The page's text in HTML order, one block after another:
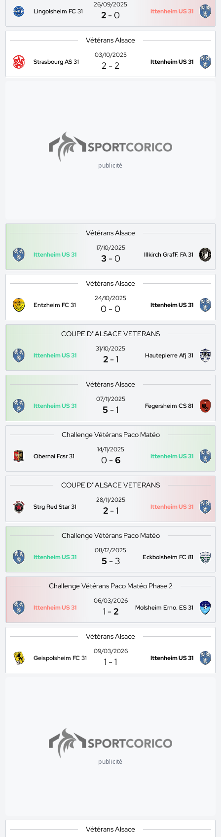
Lingolsheim FC 31
26/09/2025
2 -0 Ittenheim US 31
Vétérans Alsace
Strasbourg AS 31
03/10/2025
2 -2 Ittenheim US 31
publicité
Vétérans Alsace
Ittenheim US 31
17/10/2025
3 -0 Illkirch GrafF. FA 31
Vétérans Alsace
Entzheim FC 31
24/10/2025
0 -0 Ittenheim US 31
COUPE D''ALSACE VETERANS
Ittenheim US 31
31/10/2025
2 -1 Hautepierre Afj 31
Vétérans Alsace
Ittenheim US 31
07/11/2025
5 -1 Fegersheim CS 81
Challenge Vétérans Paco Matéo
Obernai Fcsr 31
14/11/2025
0 -6 Ittenheim US 31
COUPE D''ALSACE VETERANS
Strg Red Star 31
28/11/2025
2 -1 Ittenheim US 31
Challenge Vétérans Paco Matéo
Ittenheim US 31
08/12/2025
5 - 3 Eckbolsheim FC 81
Challenge Vétérans Paco Matéo Phase 2
Ittenheim US 31
06/03/2026
1 -2 Molsheim Erno. ES 31
Vétérans Alsace
Geispolsheim FC 31
09/03/2026
1 -1 Ittenheim US 31
publicité
Vétérans Alsace